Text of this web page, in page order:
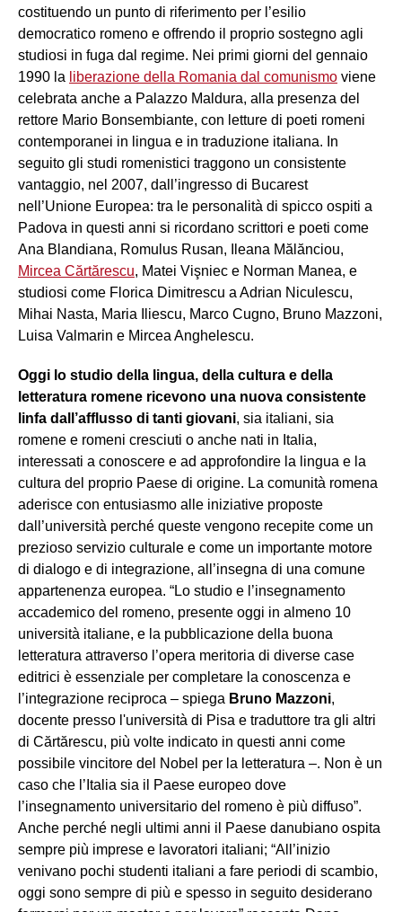
costituendo un punto di riferimento per l’esilio
democratico romeno e offrendo il proprio sostegno agli
studiosi in fuga dal regime. Nei primi giorni del gennaio
1990 la liberazione della Romania dal comunismo viene
celebrata anche a Palazzo Maldura, alla presenza del
rettore Mario Bonsembiante, con letture di poeti romeni
contemporanei in lingua e in traduzione italiana. In
seguito gli studi romenistici traggono un consistente
vantaggio, nel 2007, dall’ingresso di Bucarest
nell’Unione Europea: tra le personalità di spicco ospiti a
Padova in questi anni si ricordano scrittori e poeti come
Ana Blandiana, Romulus Rusan, Ileana Mălănciou,
Mircea Cărtărescu, Matei Vişniec e Norman Manea, e
studiosi come Florica Dimitrescu a Adrian Niculescu,
Mihai Nasta, Maria Iliescu, Marco Cugno, Bruno Mazzoni,
Luisa Valmarin e Mircea Anghelescu.
Oggi lo studio della lingua, della cultura e della
letteratura romene ricevono una nuova consistente
linfa dall’afflusso di tanti giovani, sia italiani, sia
romene e romeni cresciuti o anche nati in Italia,
interessati a conoscere e ad approfondire la lingua e la
cultura del proprio Paese di origine. La comunità romena
aderisce con entusiasmo alle iniziative proposte
dall’università perché queste vengono recepite come un
prezioso servizio culturale e come un importante motore
di dialogo e di integrazione, all’insegna di una comune
appartenenza europea. “Lo studio e l’insegnamento
accademico del romeno, presente oggi in almeno 10
università italiane, e la pubblicazione della buona
letteratura attraverso l’opera meritoria di diverse case
editrici è essenziale per completare la conoscenza e
l’integrazione reciproca – spiega Bruno Mazzoni,
docente presso l'università di Pisa e traduttore tra gli altri
di Cărtărescu, più volte indicato in questi anni come
possibile vincitore del Nobel per la letteratura –. Non è un
caso che l’Italia sia il Paese europeo dove
l’insegnamento universitario del romeno è più diffuso”.
Anche perché negli ultimi anni il Paese danubiano ospita
sempre più imprese e lavoratori italiani; “All’inizio
venivano pochi studenti italiani a fare periodi di scambio,
oggi sono sempre di più e spesso in seguito desiderano